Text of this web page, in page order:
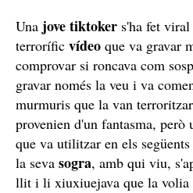
Una jove tiktoker s'ha fet
terrorífic vídeo que va gravar
comprovar si roncava com
gravar només la veu i va
murmuris que la van
provenien d'un fantasma, però
que va utilitzar en els
la seva sogra, amb qui viu,
llit i li xiuxiuejava que la volia